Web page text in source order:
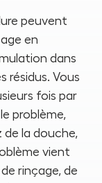
peuvent
en
dans
résidus. Vous
fois par
problème,
de la douche,
vient
rinçage, de